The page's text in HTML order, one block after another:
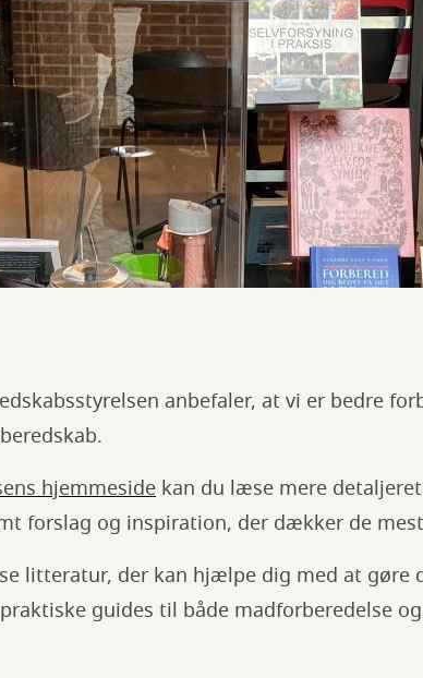
anbefaler, at vi er bedre
hjemmeside kan du læse mere
forslag og inspiration, der dækker de
litteratur, der kan hjælpe dig med at gøre
guides til både madforberedelse